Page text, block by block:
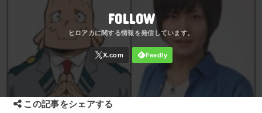
FOLLOW
この記事をシェアする